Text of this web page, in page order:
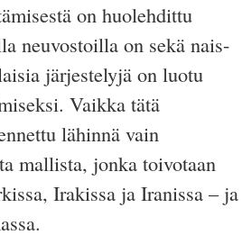
on huolehdittu
neuvostoilla on sekä nais-
järjestelyjä on luotu
Vaikka tätä
lähinnä vain
mallista, jonka toivotaan
Irakissa ja Iranissa – ja